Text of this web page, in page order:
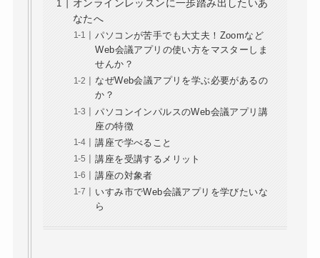
オンラインレッスンに一歩踏み出したいあ
なたへ
パソコンが苦手でも大丈夫！Zoomなど
Web会議アプリの使い方をマスターしま
せんか？
なぜWeb会議アプリを学ぶ必要があるの
か？
パソコンインパルスのWeb会議アプリ講
座の特徴
講座で学べること
講座を受講するメリット
講座の対象者
いすみ市でWeb会議アプリを学びたいな
ら